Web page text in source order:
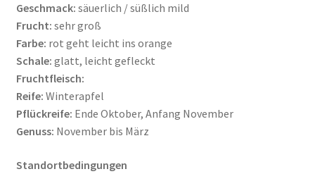
Geschmack: säuerlich / süßlich mild
Frucht: sehr groß
Farbe: rot geht leicht ins orange
Schale: glatt, leicht gefleckt
Fruchtfleisch:
Reife: Winterapfel
Pflückreife: Ende Oktober, Anfang November
Genuss: November bis März
Standortbedingungen